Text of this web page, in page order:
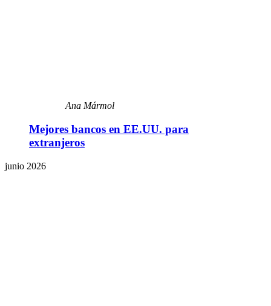
Ana Mármol
Mejores bancos en EE.UU. para
extranjeros
junio 2026